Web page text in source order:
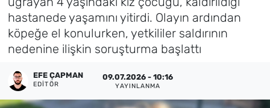
hastanede yaşamını yitirdi. Olayın ardından
köpeğe el konulurken, yetkililer saldırının
nedenine ilişkin soruşturma başlattı
EFE ÇAPMAN
EDITÖR
09.07.2026 - 10:16
YAYINLANMA
Künye
İletişim